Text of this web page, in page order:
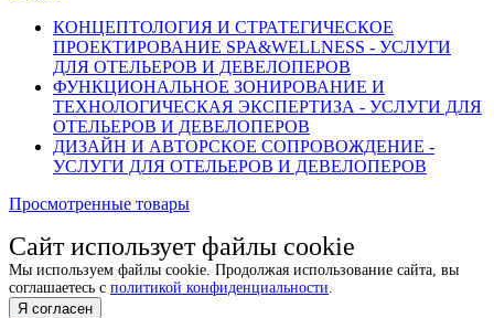
КОНЦЕПТОЛОГИЯ И СТРАТЕГИЧЕСКОЕ
ПРОЕКТИРОВАНИЕ SPA&WELLNESS - УСЛУГИ
ДЛЯ ОТЕЛЬЕРОВ И ДЕВЕЛОПЕРОВ
ФУНКЦИОНАЛЬНОЕ ЗОНИРОВАНИЕ И
ТЕХНОЛОГИЧЕСКАЯ ЭКСПЕРТИЗА - УСЛУГИ ДЛЯ
ОТЕЛЬЕРОВ И ДЕВЕЛОПЕРОВ
ДИЗАЙН И АВТОРСКОЕ СОПРОВОЖДЕНИЕ -
УСЛУГИ ДЛЯ ОТЕЛЬЕРОВ И ДЕВЕЛОПЕРОВ
Просмотренные товары
Сайт использует файлы cookie
Мы используем файлы cookie. Продолжая использование сайта, вы
соглашаетесь с политикой конфиденциальности
Я согласен